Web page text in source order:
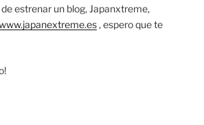
estrenar un blog, Japanxtreme,
, espero que te